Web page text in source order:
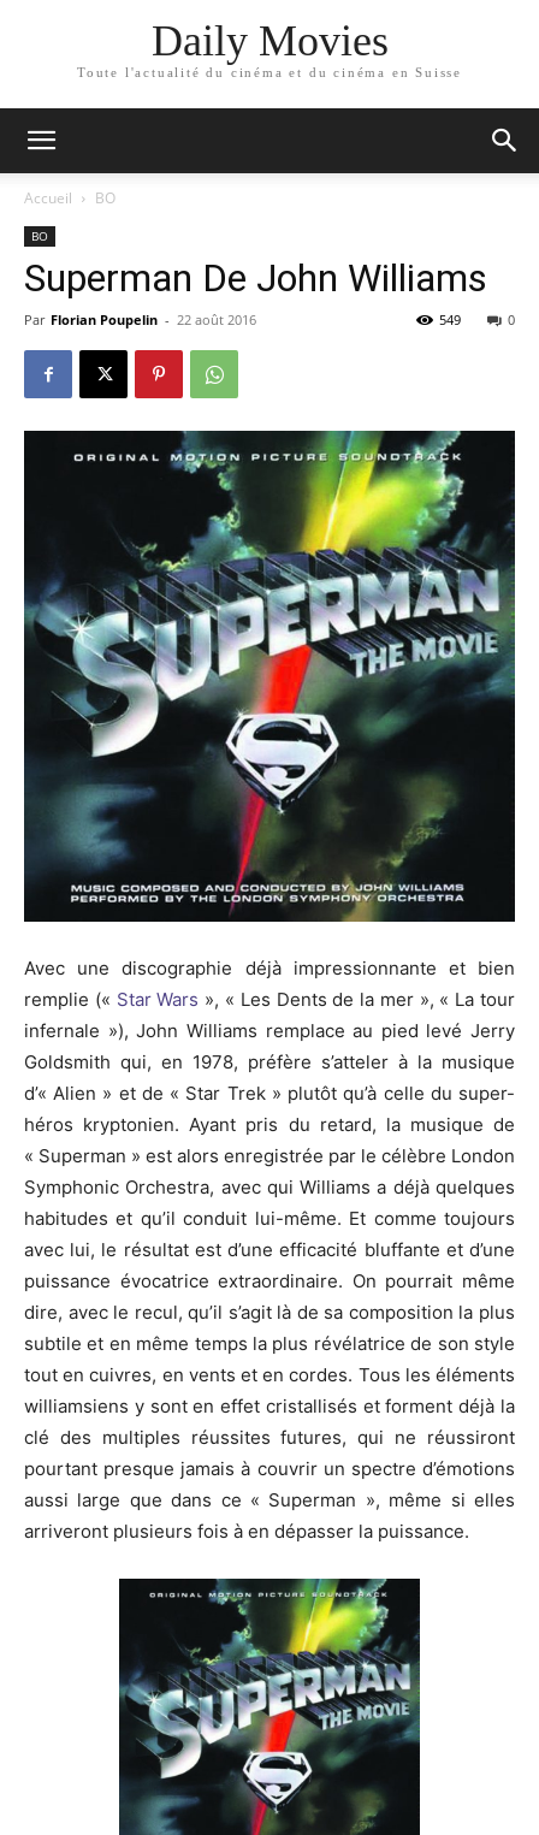
Daily Movies
Toute l'actualité du cinéma et du cinéma en Suisse
Accueil BO
BO
Superman De John Williams
Par Florian Poupelin - 22 août 2016 0
549
Avec une discographie déjà impressionnante et bien
remplie (« Star Wars », « Les Dents de la mer », « La tour
infernale »), John Williams remplace au pied levé Jerry
Goldsmith qui, en 1978, préfère s’atteler à la musique
d’« Alien » et de « Star Trek » plutôt qu’à celle du super-
héros kryptonien. Ayant pris du retard, la musique de
« Superman » est alors enregistrée par le célèbre London
Symphonic Orchestra, avec qui Williams a déjà quelques
habitudes et qu’il conduit lui-même. Et comme toujours
avec lui, le résultat est d’une efficacité bluffante et d’une
puissance évocatrice extraordinaire. On pourrait même
dire, avec le recul, qu’il s’agit là de sa composition la plus
subtile et en même temps la plus révélatrice de son style
tout en cuivres, en vents et en cordes. Tous les éléments
williamsiens y sont en effet cristallisés et forment déjà la
clé des multiples réussites futures, qui ne réussiront
pourtant presque jamais à couvrir un spectre d’émotions
aussi large que dans ce « Superman », même si elles
arriveront plusieurs fois à en dépasser la puissance.